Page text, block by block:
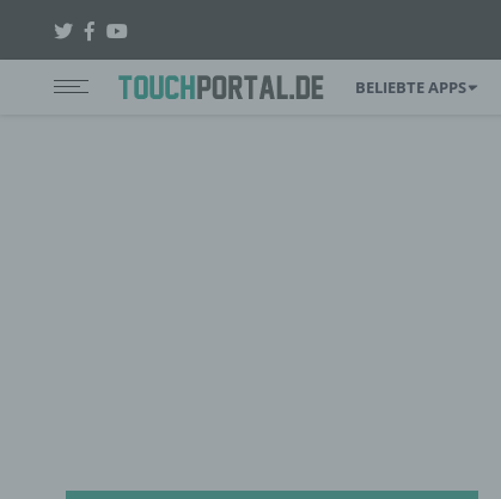
BELIEBTE APPS